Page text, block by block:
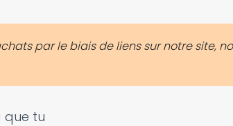
par le biais de liens sur notre site,
que tu